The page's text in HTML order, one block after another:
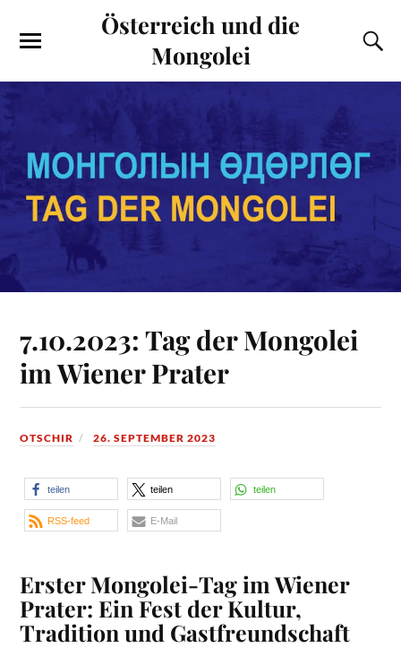
Österreich und die
Mongolei
7.10.2023: Tag der Mongolei
im Wiener Prater
OTSCHIR 26. SEPTEMBER 2023
teilen teilen teilen
RSS-feed E-Mail
Erster Mongolei-Tag im Wiener
Prater: Ein Fest der Kultur,
Tradition und Gastfreundschaft